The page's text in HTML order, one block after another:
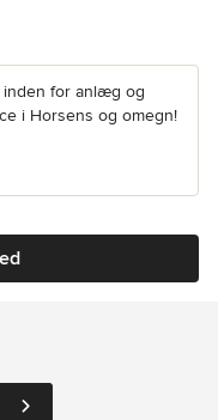
for anlæg og
i Horsens og omegn!